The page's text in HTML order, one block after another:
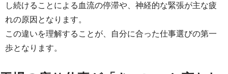
し続けることによる血流の停滞や、神経的な緊張が主な疲
れの原因となります。
この違いを理解することが、自分に合った仕事選びの第一
歩となります。